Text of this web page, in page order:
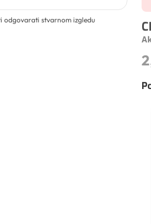
odgovarati stvarnom izgledu